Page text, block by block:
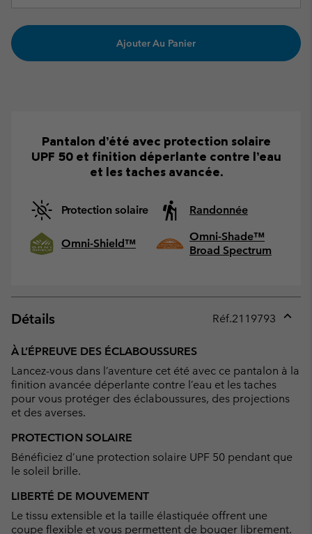
Ajouter Au Panier
Pantalon d’été avec protection solaire
UPF 50 et finition déperlante contre l’eau
et les taches avancée.
Protection solaire Randonnée
Omni-Shield™
Omni-Shade™
Broad Spectrum
Détails Réf.2119793
À L’ÉPREUVE DES ÉCLABOUSSURES
Lancez-vous dans l’aventure cet été avec ce pantalon à la
finition avancée déperlante contre l’eau et les taches
pour vous protéger des éclaboussures, des projections
et des averses.
PROTECTION SOLAIRE
Bénéficiez d’une protection solaire UPF 50 pendant que
le soleil brille.
LIBERTÉ DE MOUVEMENT
Le tissu extensible et la taille élastiquée offrent une
coupe flexible et vous permettent de bouger librement.